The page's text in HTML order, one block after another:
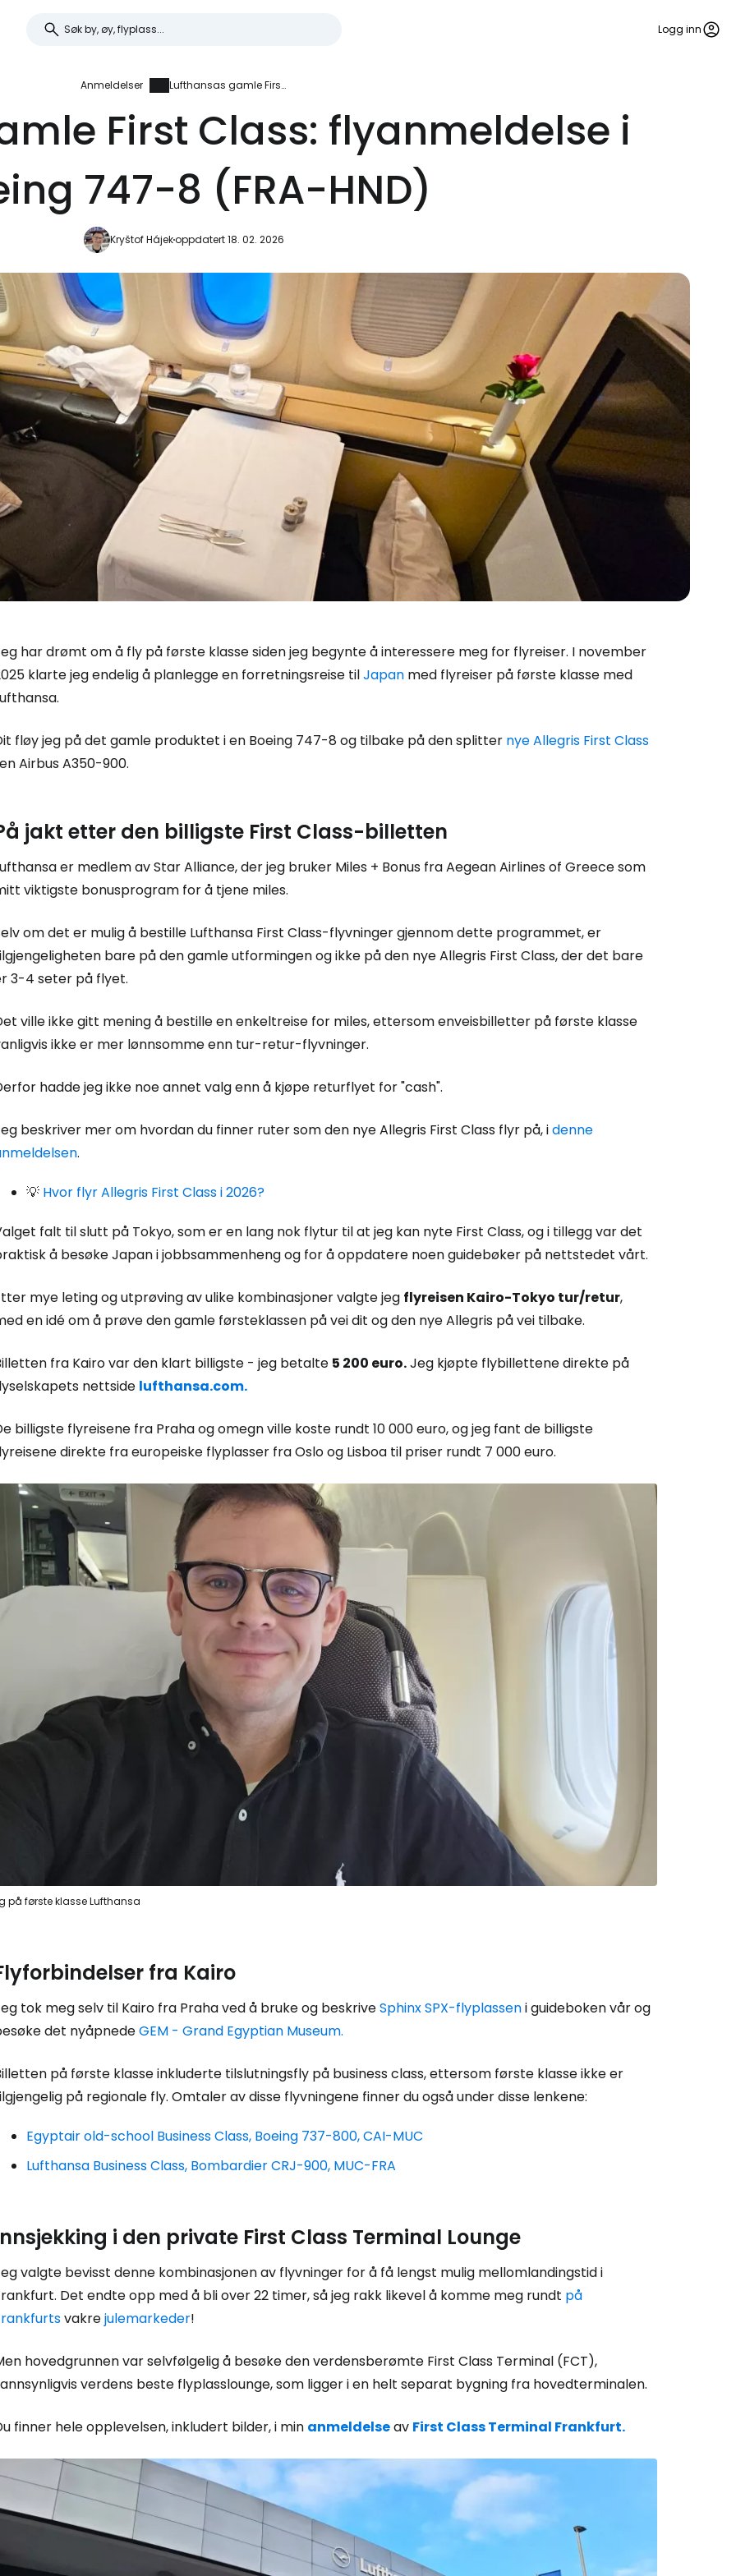
Logg inn
Anmeldelser Lufthansas gamle First Class: flyanmeldelse i Boeing 747-8 (FRA-HND)
First Class: flyanmeldelse i
747-8 (FRA-HND)
Kryštof Hájekoppdatert 18. 02. 2026
har drømt om å fly på første klasse siden jeg begynte å interessere meg for flyreiser. I november
klarte jeg endelig å planlegge en forretningsreise tilJapan med flyreiser på første klasse med
fløy jeg på det gamle produktet i en Boeing 747-8 og tilbake på den splitter nye Allegris First Class
Airbus A350-900.
jakt etter den billigste First Class-billetten
er medlem av Star Alliance, der jeg bruker Miles + Bonus fra Aegean Airlines of Greece som
viktigste bonusprogram for å tjene miles.
om det er mulig å bestille Lufthansa First Class-flyvninger gjennom dette programmet, er
bare på den gamle utformingen og ikke på den nye Allegris First Class, der det bare
3-4 seter på flyet.
ville ikke gitt mening å bestille en enkeltreise for miles, ettersom enveisbilletter på første klasse
ikke er mer lønnsomme enn tur-retur-flyvninger.
hadde jeg ikke noe annet valg enn å kjøpe returflyet for "cash".
beskriver mer om hvordan du finner ruter som den nye Allegris First Class flyr på, idenne
.
💡 Hvor flyr Allegris First Class i 2026?
falt til slutt på Tokyo, som er en lang nok flytur til at jeg kan nyte First Class, og i tillegg var det
å besøke Japan i jobbsammenheng og for å oppdatere noen guidebøker på nettstedet vårt.
mye leting og utprøving av ulike kombinasjoner valgte jeg flyreisen Kairo-Tokyo tur/retur,
en idé om å prøve den gamle førsteklassen på vei dit og den nye Allegris på vei tilbake.
fra Kairo var den klart billigste - jeg betalte 5 200 euro.Jeg kjøpte flybillettene direkte på
nettside lufthansa.com.
billigste flyreisene fra Praha og omegn ville koste rundt 10 000 euro, og jeg fant de billigste
direkte fra europeiske flyplasser fra Oslo og Lisboa til priser rundt 7 000 euro.
på første klasse Lufthansa
fra Kairo
tok meg selv til Kairo fra Praha ved å bruke og beskriveSphinx SPX-flyplasseni guideboken vår og
det nyåpnedeGEM - Grand Egyptian Museum.
på første klasse inkluderte tilslutningsfly på business class, ettersom første klasse ikke er
på regionale fly. Omtaler av disse flyvningene finner du også under disse lenkene:
Egyptair old-school Business Class, Boeing 737-800, CAI-MUC
Lufthansa Business Class, Bombardier CRJ-900, MUC-FRA
i den private First Class Terminal Lounge
valgte bevisst denne kombinasjonen av flyvninger for å få lengst mulig mellomlandingstid i
Det endte opp med å bli over 22 timer, så jeg rakk likevel å komme meg rundt på
vakrejulemarkeder!
hovedgrunnen var selvfølgelig å besøke den verdensberømte First Class Terminal (FCT),
verdens beste flyplasslounge, som ligger i en helt separat bygning fra hovedterminalen.
finner hele opplevelsen, inkludert bilder, i min anmeldelseav First Class Terminal Frankfurt.
Logg inn på Cestee
... det verdensomspennende reisefellesskapet
Fortsett med Google
Fortsett med Facebook
Fortsett med e-post